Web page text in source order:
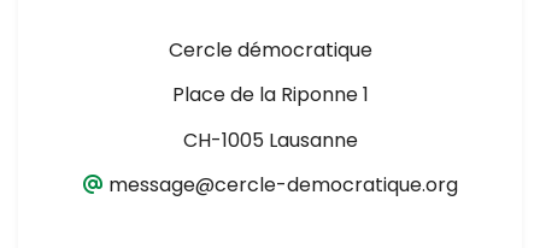
Cercle démocratique
Place de la Riponne 1
CH-1005 Lausanne
message@cercle-democratique.org